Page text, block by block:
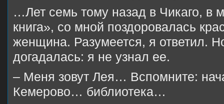
…Лет семь тому назад в Чикаго, в
книга», со мной поздоровалась
женщина. Разумеется, я ответил.
догадалась: я не узнал ее.
– Меня зовут Лея… Вспомните:
Кемерово… библиотека…